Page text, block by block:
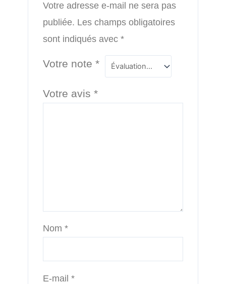
Votre adresse e-mail ne sera pas
publiée. Les champs obligatoires
sont indiqués avec*
Votre note*
Votre avis*
Nom*
E-mail*